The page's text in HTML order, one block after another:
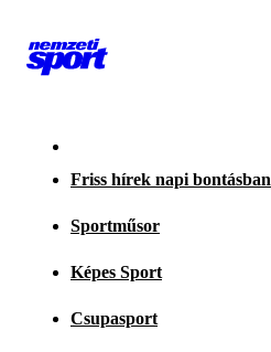
Friss hírek napi bontásban
Sportműsor
Képes Sport
Csupasport